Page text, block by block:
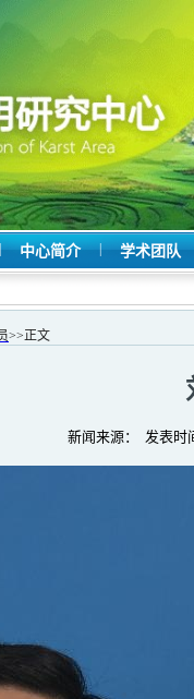
中心简介 | 学术团队
>>正文
新闻来源： 发表时